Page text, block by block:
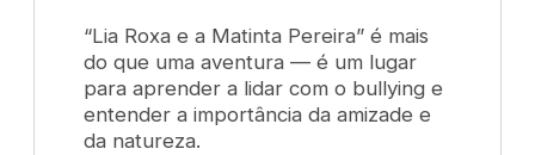
“Lia Roxa e a Matinta Pereira” é mais
do que uma aventura — é um lugar
para aprender a lidar com o bullying e
entender a importância da amizade e
da natureza.